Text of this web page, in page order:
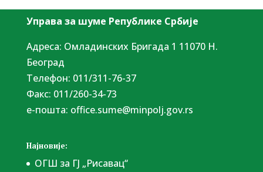
Управа за шуме Републике Србије
Адреса: Омладинских Бригада 1 11070 Н.
Београд
Tелефон: 011/311-76-37
Факс: 011/260-34-73
е-пошта: office.sume@minpolj.gov.rs
Најновије:
ОГШ за ГЈ „Рисавац“